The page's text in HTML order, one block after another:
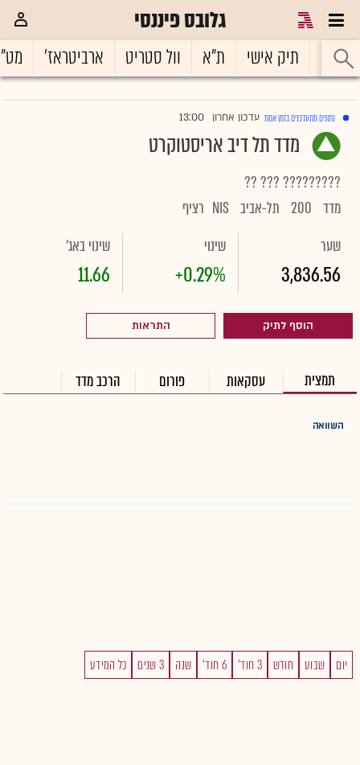
גלובס פיננסי
ראשי תיק אישי ת"א וול סטריט ארביטראז'
נתונים מתעדכנים בזמן אמת |עדכון אחרון 13:00
מדד תל דיב אריסטוקרט
?? ??? ?????????
מדד 200 תל-אביב NIS רציף
שער
3,836.56
שינוי
+0.29%
שינוי באג'
11.66
הוסף לתיק התראות
תמצית עסקאות פורום הרכב מדד
השוואה
יום שבוע חודש 3 חוד' 6 חוד' שנה 3 שנים כל המידע